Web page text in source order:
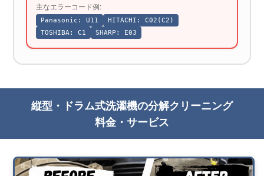
主なエラーコード例:
Panasonic: U11
HITACHI: C02(C2)
TOSHIBA: C1
SHARP: E03
縦型・ドラム式洗濯機の分解クリーニング
料金・サービス